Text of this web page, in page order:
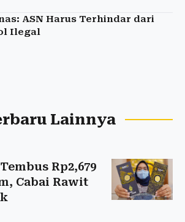
ASN Harus Terhindar dari
Ilegal
Lainnya
Rp2,679
Cabai Rawit